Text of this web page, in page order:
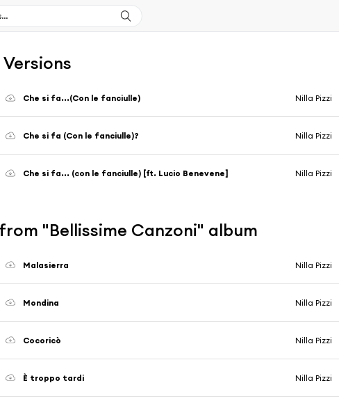
Che si fa...(Con le fanciulle) Nilla Pizzi
Che si fa (Con le fanciulle)? Nilla Pizzi
Che si fa... (con le fanciulle) [ft. Lucio Benevene] Nilla Pizzi
"Bellissime Canzoni" album
Malasierra Nilla Pizzi
Mondina Nilla Pizzi
Cocoricò Nilla Pizzi
È troppo tardi Nilla Pizzi